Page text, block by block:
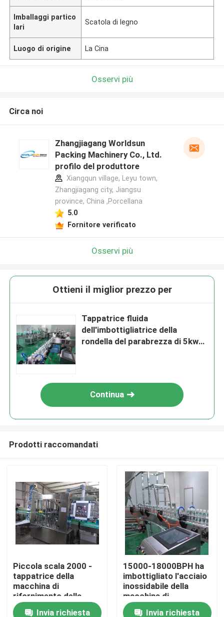
Chi siamo
Contatti
Imballaggi partico
lari
Scatola di legno
Luogo di origine La Cina
Osservi più
Circa noi
Zhangjiagang Worldsun
Packing Machinery Co., Ltd.
profilo del produttore
Xiangqun village, Leyu town,
Zhangjiagang city, Jiangsu
province, China ,Porcellana
5.0
Fornitore verificato
Osservi più
Ottieni il miglior prezzo per
Tappatrice fluida
dell'imbottigliatrice della
rondella del parabrezza di 5kw
Continua
Prodotti raccomandati
Piccola scala 2000 -
tappatrice della
macchina di
rifornimento della
bevanda di 4000BPH
Invia richiesta
15000-18000BPH ha
imbottigliato l'acciaio
inossidabile della
macchina di
rifornimento della
Invia richiesta